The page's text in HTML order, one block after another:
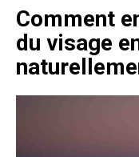
Comment
du visage